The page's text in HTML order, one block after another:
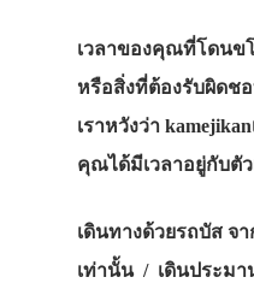
เวลาของคุณที่โดนข
หรือสิ่งที่ต้องรับผิด
เราหวังว่า
คุณได้มีเวลาอยู่กับตัว
เดินทางด้วยรถบัส จ
เท่านั้น / เดินประม